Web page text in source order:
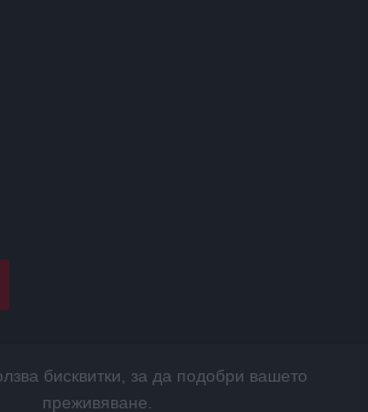
Всички права запазени.
бисквитки, за да подобри вашето
преживяване.